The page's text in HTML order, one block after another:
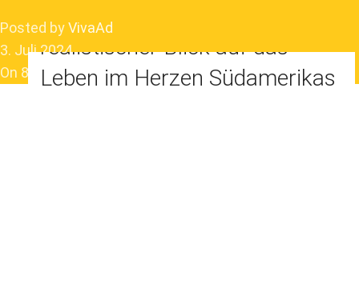
Posted byVivaAd
3. Juli 2024
On 8. März 2024
Sicherheit in Paraguay: Ein
realistischer Blick auf das
Leben im Herzen Südamerikas